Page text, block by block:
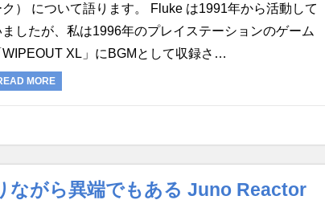
ク） について語ります。 Fluke は1991年から活動して
ましたが、私は1996年のプレイステーションのゲーム
WIPEOUT XL」にBGMとして収録さ…
MORE
ながら異端でもある Juno Reactor